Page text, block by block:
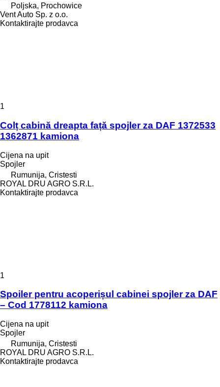
Poljska, Prochowice
Vent Auto Sp. z o.o.
Kontaktirajte prodavca
1
Colț cabină dreapta față spojler za DAF 1372533
1362871 kamiona
Cijena na upit
Spojler
Rumunija, Cristesti
ROYAL DRU AGRO S.R.L.
Kontaktirajte prodavca
1
Spoiler pentru acoperișul cabinei spojler za DAF
– Cod 1778112 kamiona
Cijena na upit
Spojler
Rumunija, Cristesti
ROYAL DRU AGRO S.R.L.
Kontaktirajte prodavca